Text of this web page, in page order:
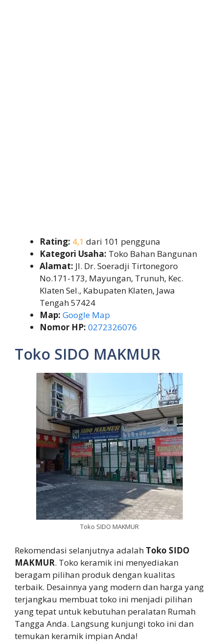
Rating: 4,1 dari 101 pengguna
Kategori Usaha: Toko Bahan Bangunan
Alamat: Jl. Dr. Soeradji Tirtonegoro
No.171-173, Mayungan, Trunuh, Kec.
Klaten Sel., Kabupaten Klaten, Jawa
Tengah 57424
Map: Google Map
Nomor HP: 0272326076
Toko SIDO MAKMUR
Toko SIDO MAKMUR
Rekomendasi selanjutnya adalah Toko SIDO
MAKMUR. Toko keramik ini menyediakan
beragam pilihan produk dengan kualitas
terbaik. Desainnya yang modern dan harga yang
terjangkau membuat toko ini menjadi pilihan
yang tepat untuk kebutuhan peralatan Rumah
Tangga Anda. Langsung kunjungi toko ini dan
temukan keramik impian Anda!